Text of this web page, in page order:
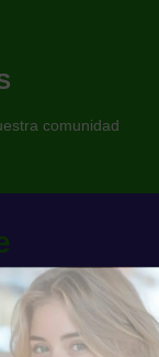
comunidad
comunidad